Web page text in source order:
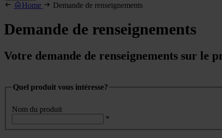
Home Demande de renseignements
Demande de renseignements
Votre demande de renseignements sur le
Quel produit vous intéresse?
Nom du produit
*